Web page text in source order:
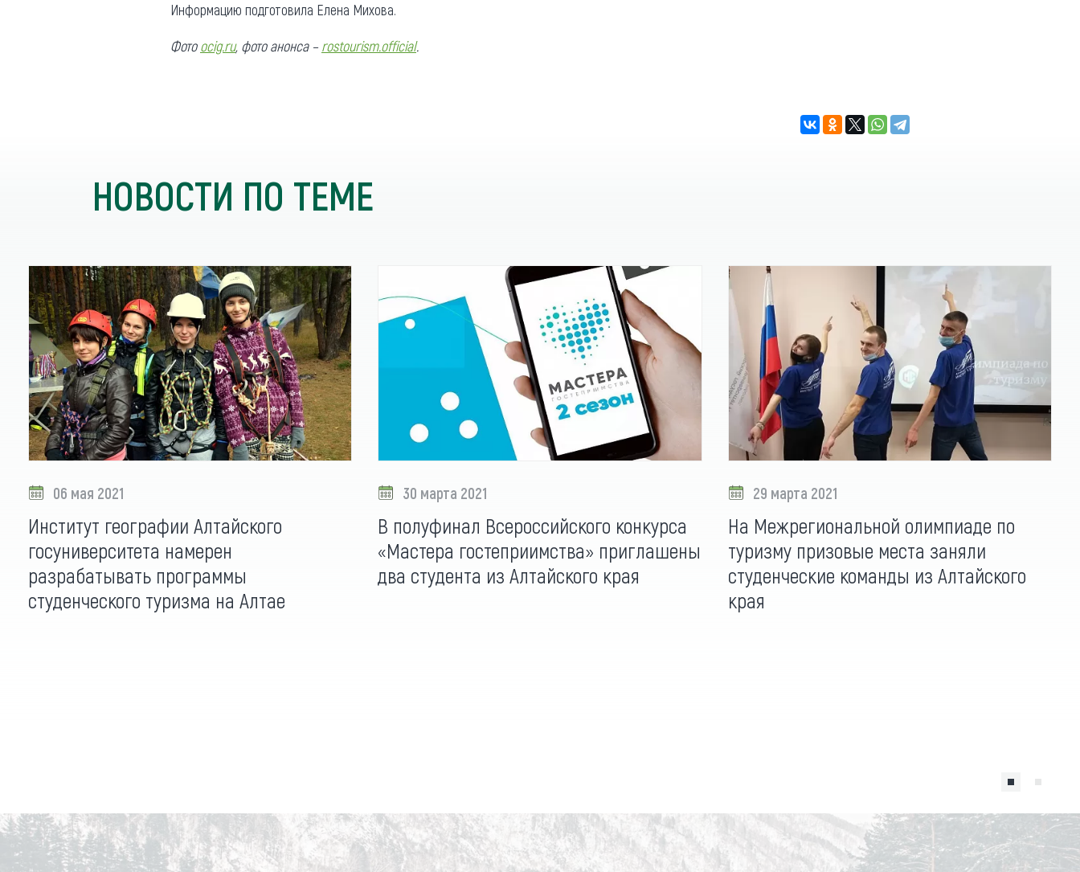
Информацию подготовила Елена Михова.
Фотоocig.ru, фото анонса – rostourism.official.
НОВОСТИ ПО ТЕМЕ
06 мая 2021
Институт географии Алтайского
госуниверситета намерен
разрабатывать программы
студенческого туризма на Алтае
30 марта 2021
В полуфинал Всероссийского конкурса
«Мастера гостеприимства» приглашены
два студента из Алтайского края
29 марта 2021
На Межрегиональной олимпиаде по
туризму призовые места заняли
студенческие команды из Алтайского
края